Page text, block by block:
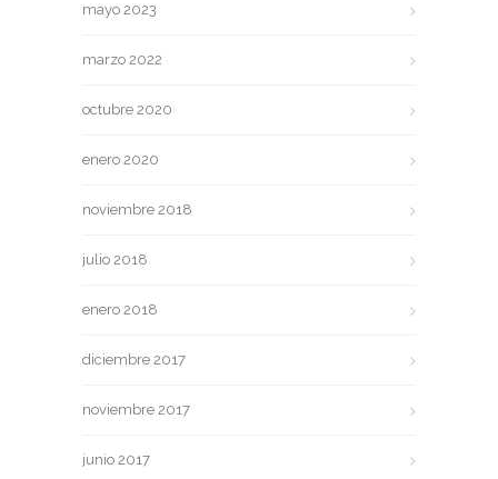
mayo 2023
marzo 2022
octubre 2020
enero 2020
noviembre 2018
julio 2018
enero 2018
diciembre 2017
noviembre 2017
junio 2017